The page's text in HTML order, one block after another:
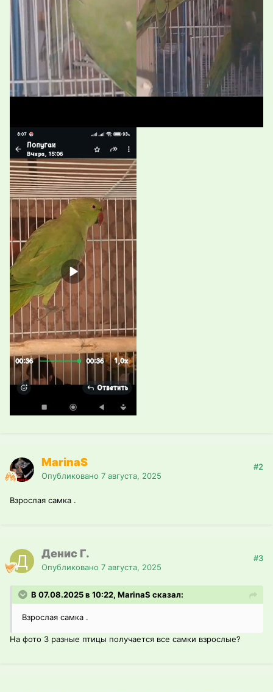
MarinaS
Опубликовано 7 августа, 2025
#2
Взрослая самка .
Денис Г.
Опубликовано 7 августа, 2025
#3
В 07.08.2025 в 10:22, MarinaS сказал:
Взрослая самка .
На фото 3 разные птицы получается все самки взрослые?